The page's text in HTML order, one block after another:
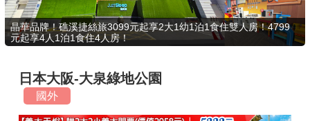
最新消息
最新留言
晶華品牌！礁溪捷絲旅3099元起享2大1幼1泊1食住雙人房！4799
元起享4人1泊1食住4人房！
日本大阪-大泉綠地公園
國外